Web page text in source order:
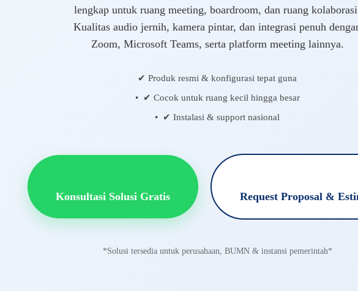
lengkap untuk ruang meeting, boardroom, dan ruang
Kualitas audio jernih, kamera pintar, dan integrasi penuh
Zoom, Microsoft Teams, serta platform meeting lainnya.
✔ Produk resmi & konfigurasi tepat guna
• ✔ Cocok untuk ruang kecil hingga besar
• ✔ Instalasi & support nasional
Konsultasi Solusi Gratis Request Proposal &
*Solusi tersedia untuk perusahaan, BUMN & instansi pemerintah*